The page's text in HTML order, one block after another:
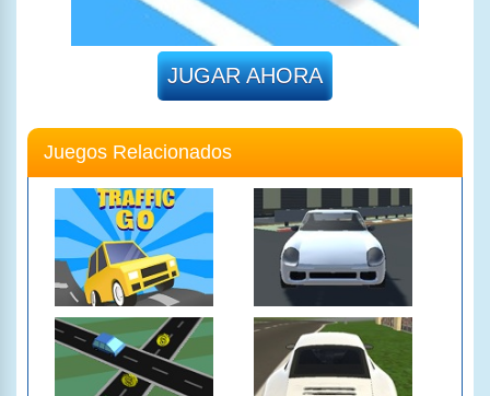
JUGAR AHORA
Juegos Relacionados